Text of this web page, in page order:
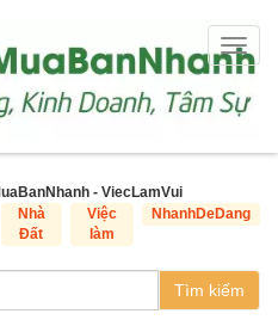
- ViecLamVui
Nhà
Đất
Việc
làm
NhanhDeDang
Tìm kiếm